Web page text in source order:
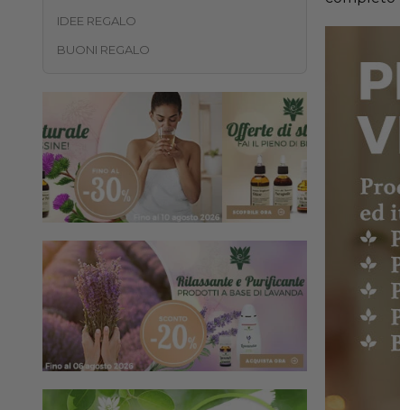
IDEE REGALO
BUONI REGALO